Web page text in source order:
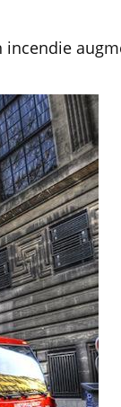
Mordue par
secourue
réflexe
quelle est